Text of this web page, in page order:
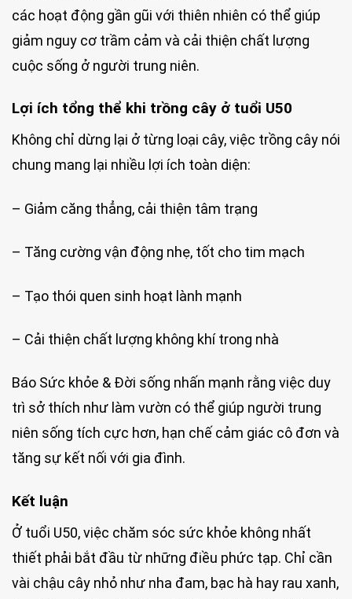
các hoạt động gần gũi với thiên nhiên có thể giúp
giảm nguy cơ trầm cảm và cải thiện chất lượng
cuộc sống ở người trung niên.
Lợi ích tổng thể khi trồng cây ở tuổi U50
Không chỉ dừng lại ở từng loại cây, việc trồng cây nói
chung mang lại nhiều lợi ích toàn diện:
– Giảm căng thẳng, cải thiện tâm trạng
– Tăng cường vận động nhẹ, tốt cho tim mạch
– Tạo thói quen sinh hoạt lành mạnh
– Cải thiện chất lượng không khí trong nhà
Báo Sức khỏe & Đời sống nhấn mạnh rằng việc duy
trì sở thích như làm vườn có thể giúp người trung
niên sống tích cực hơn, hạn chế cảm giác cô đơn và
tăng sự kết nối với gia đình.
Kết luận
Ở tuổi U50, việc chăm sóc sức khỏe không nhất
thiết phải bắt đầu từ những điều phức tạp. Chỉ cần
vài chậu cây nhỏ như nha đam, bạc hà hay rau xanh,